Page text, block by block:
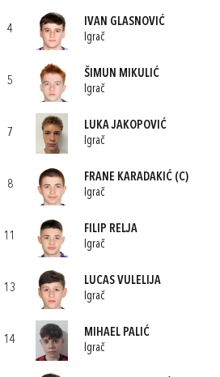
4
IVAN GLASNOVIĆ
Igrač
5
ŠIMUN MIKULIĆ
Igrač
7
LUKA JAKOPOVIĆ
Igrač
8
FRANE KARADAKIĆ (C)
Igrač
11
FILIP RELJA
Igrač
13
LUCAS VULELIJA
Igrač
14
MIHAEL PALIĆ
Igrač